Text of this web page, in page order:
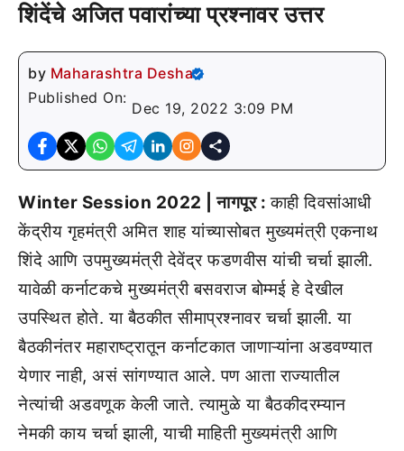
शिंदेंचे अजित पवारांच्या प्रश्नावर उत्तर
by Maharashtra Desha
Published On:
Dec 19, 2022 3:09 PM
Winter Session 2022 | नागपूर :काही दिवसांआधी
केंद्रीय गृहमंत्री अमित शाह यांच्यासोबत मुख्यमंत्री एकनाथ
शिंदे आणि उपमुख्यमंत्री देवेंद्र फडणवीस यांची चर्चा झाली.
यावेळी कर्नाटकचे मुख्यमंत्री बसवराज बोम्मई हे देखील
उपस्थित होते. या बैठकीत सीमाप्रश्नावर चर्चा झाली. या
बैठकीनंतर महाराष्ट्रातून कर्नाटकात जाणाऱ्यांना अडवण्यात
येणार नाही, असं सांगण्यात आले. पण आता राज्यातील
नेत्यांची अडवणूक केली जाते. त्यामुळे या बैठकीदरम्यान
नेमकी काय चर्चा झाली, याची माहिती मुख्यमंत्री आणि